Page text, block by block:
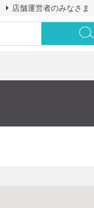
店舗運営者のみなさま